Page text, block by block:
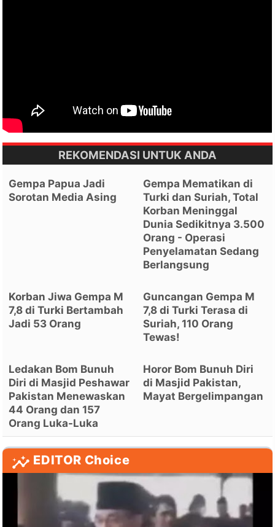
REKOMENDASI UNTUK ANDA
Gempa Papua Jadi
Sorotan Media Asing
Gempa Mematikan di
Turki dan Suriah, Total
Korban Meninggal
Dunia Sedikitnya 3.500
Orang - Operasi
Penyelamatan Sedang
Berlangsung
Korban Jiwa Gempa M
7,8 di Turki Bertambah
Jadi 53 Orang
Guncangan Gempa M
7,8 di Turki Terasa di
Suriah, 110 Orang
Tewas!
Ledakan Bom Bunuh
Diri di Masjid Peshawar
Pakistan Menewaskan
44 Orang dan 157
Orang Luka-Luka
Horor Bom Bunuh Diri
di Masjid Pakistan,
Mayat Bergelimpangan
EDITOR Choice